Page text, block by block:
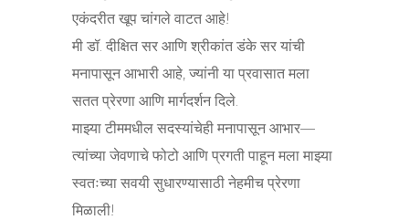
एकंदरीत खूप चांगले वाटत आहे!
मी डॉ. दीक्षित सर आणि श्रीकांत डंके सर यांची
मनापासून आभारी आहे, ज्यांनी या प्रवासात मला
सतत प्रेरणा आणि मार्गदर्शन दिले.
माझ्या टीममधील सदस्यांचेही मनापासून आभार—
त्यांच्या जेवणाचे फोटो आणि प्रगती पाहून मला माझ्या
स्वतःच्या सवयी सुधारण्यासाठी नेहमीच प्रेरणा
मिळाली!